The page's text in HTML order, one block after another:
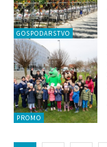
GOSPODARSTVO
PROMO